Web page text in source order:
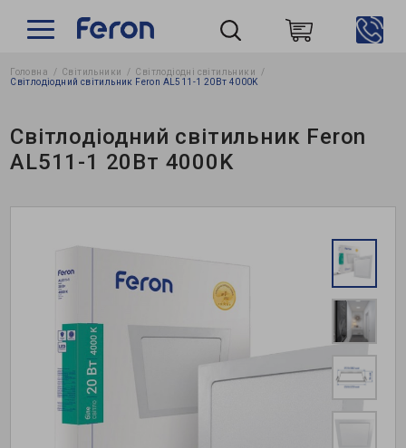
Головна Світильники
Світлодіодні світильники
Світлодіодний світильник Feron AL511-1 20Вт 4000K
Світлодіодний світильник Feron
AL511-1 20Вт 4000K